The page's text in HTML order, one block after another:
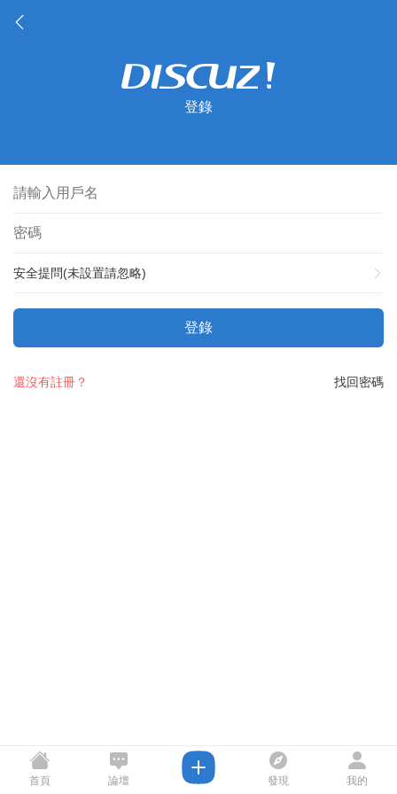
登錄
安全提問(未設置請忽略)
登錄
找回密碼
還沒有註冊？
首頁 論壇 發現 我的